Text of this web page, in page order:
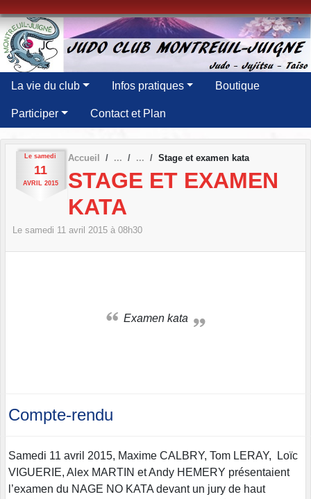
La vie du club Infos pratiques Boutique
Participer Contact et Plan
Le samedi
11
AVRIL 2015
Accueil Stage et examen kata
STAGE ET EXAMEN
KATA
Le samedi 11 avril 2015 à 08h30
Examen kata
Compte-rendu
Samedi 11 avril 2015, Maxime CALBRY, Tom LERAY, Loïc
VIGUERIE, Alex MARTIN et Andy HEMERY présentaient
l’examen du NAGE NO KATA devant un jury de haut